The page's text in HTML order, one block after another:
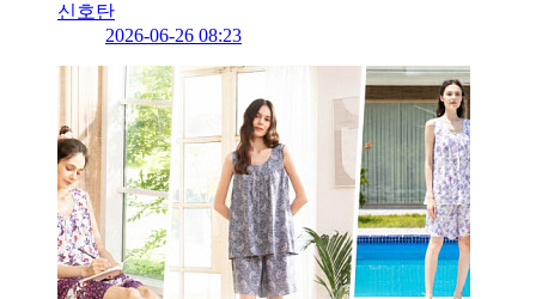
신호탄
2026-06-26 08:23